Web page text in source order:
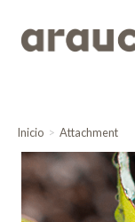
Inicio Attachment